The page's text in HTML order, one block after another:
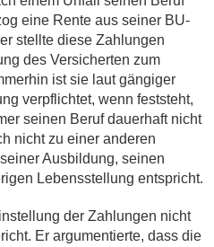
eine Rente aus seiner BU-
stellte diese Zahlungen
des Versicherten zum
ist sie laut gängiger
verpflichtet, wenn feststeht,
seinen Beruf dauerhaft nicht
nicht zu einer anderen
Ausbildung, seinen
Lebensstellung entspricht.
der Zahlungen nicht
Er argumentierte, dass die